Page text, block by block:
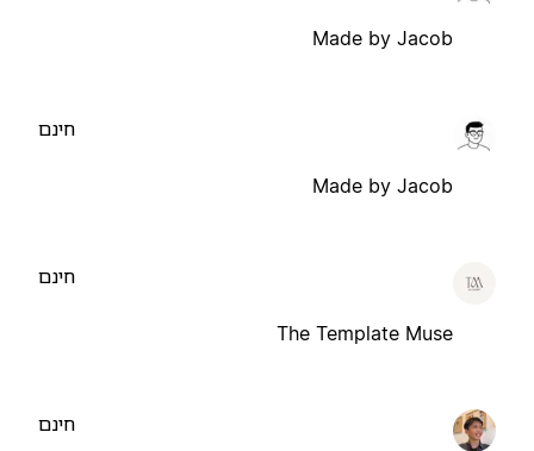
Made by Jacob
Made by Jacob
חינם
The Template Muse
חינם
חינם